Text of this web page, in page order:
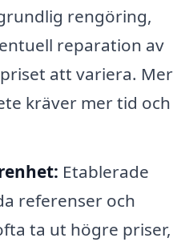
rengöring,
reparation av
att variera. Mer
kräver mer tid och
Etablerade
referenser och
ta ut högre priser,